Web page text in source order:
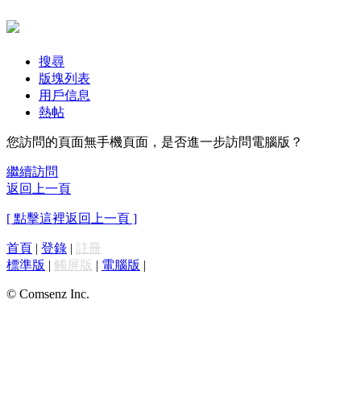
搜尋
版塊列表
用戶信息
熱帖
您訪問的頁面無手機頁面，是否進一步訪問電腦版？
繼續訪問
返回上一頁
[ 點擊這裡返回上一頁 ]
首頁 | 登錄 | 註冊
標準版 | 觸屏版 | 電腦版 |
© Comsenz Inc.